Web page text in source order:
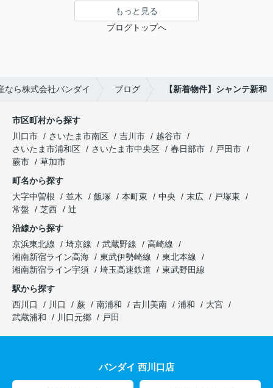
もっと見る
ブログトップへ
なら株式会社バンダイ ブログ 【新着物件】シャンテ新和
市区町村から探す
川口市
さいたま市南区 吉川市
越谷市
さいたま市浦和区
さいたま市中央区 春日部市
戸田市
蕨市
草加市
町名から探す
大字中曽根
並木 飯塚 本町東 中央 末広
戸塚東
常盤
芝西
辻
沿線から探す
京浜東北線
埼京線 武蔵野線
高崎線
湘南新宿ライン高海
東武伊勢崎線
東北本線
湘南新宿ライン宇須
埼玉高速鉄道
東武野田線
駅から探す
西川口
川口 蕨 南浦和 吉川美南 浦和
大宮
武蔵浦和
川口元郷 戸田
バンダイ 西川口店